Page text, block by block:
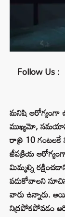
Follow Us :
మనిషి ఆరోగ్యంగా
ముఖ్యమో,
రాత్రి 10
జీవక్రియ
మిమ్మల్ని
పడుకోవాలని
వారు ఉన్నారు.
నిద్రపోకపోవడం